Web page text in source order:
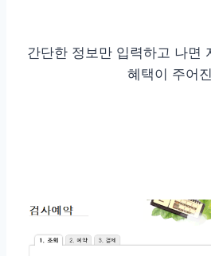
간단한 정보만 입력하고 나면
혜택이 주어